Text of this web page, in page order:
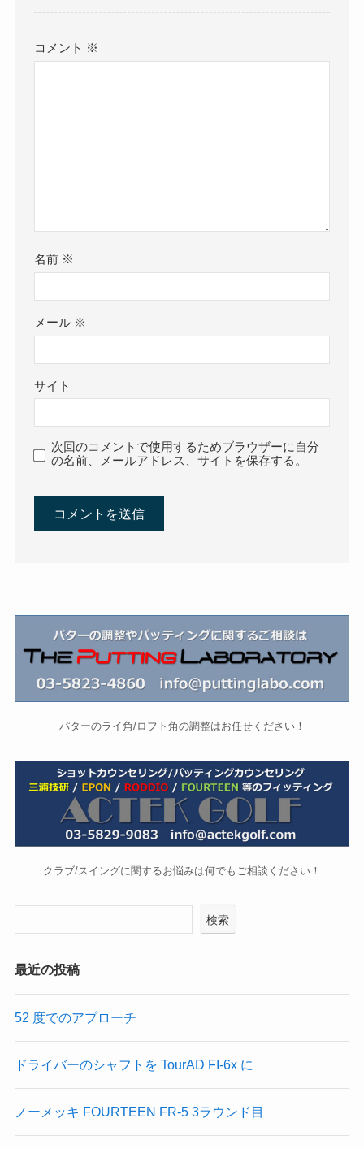
コメント ※
名前 ※
メール ※
サイト
次回のコメントで使用するためブラウザーに自分
の名前、メールアドレス、サイトを保存する。
パターのライ角/ロフト角の調整はお任せください！
クラブ/スイングに関するお悩みは何でもご相談ください！
検索
最近の投稿
52 度でのアプローチ
ドライバーのシャフトを TourAD FI-6x に
ノーメッキ FOURTEEN FR-5 3ラウンド目